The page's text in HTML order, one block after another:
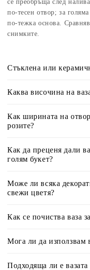
се преобръща след
по-тесен отвор; за
по-тежка основа.
снимките.
Стъклена или
Каква височина на
Как ширината на
розите?
Как да преценя дали
голям букет?
Може ли всяка
свежи цветя?
Как се почиства ваза
Мога ли да използвам
Подходяща ли е вазата